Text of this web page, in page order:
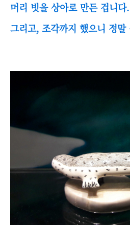
머리 빗을 상아로 만든 겁니다.
그리고, 조각까지 했으니 정말